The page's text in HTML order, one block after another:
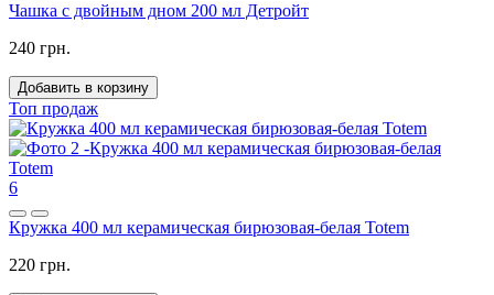
Чашка с двойным дном 200 мл Детройт
240 грн.
Добавить в корзину
Топ продаж
6
Кружка 400 мл керамическая бирюзовая-белая Totem
220 грн.